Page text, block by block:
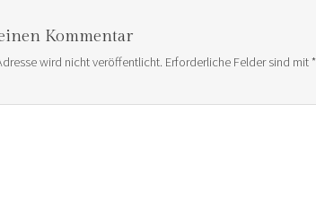
Kommentar
wird nicht veröffentlicht. Erforderliche Felder sind mit*